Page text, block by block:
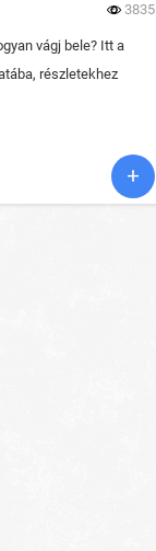
3835
vágj bele? Itt a
részletekhez